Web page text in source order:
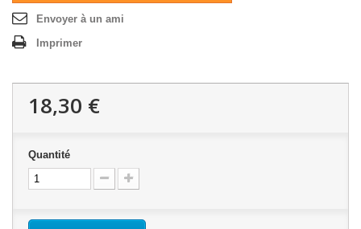
Envoyer à un ami
Imprimer
18,30 €
Quantité